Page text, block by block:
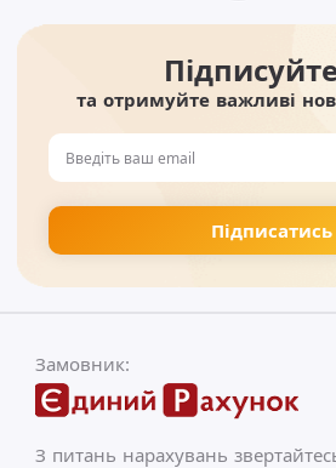
та отримуйте важливі
Замовник:
З питань нарахувань